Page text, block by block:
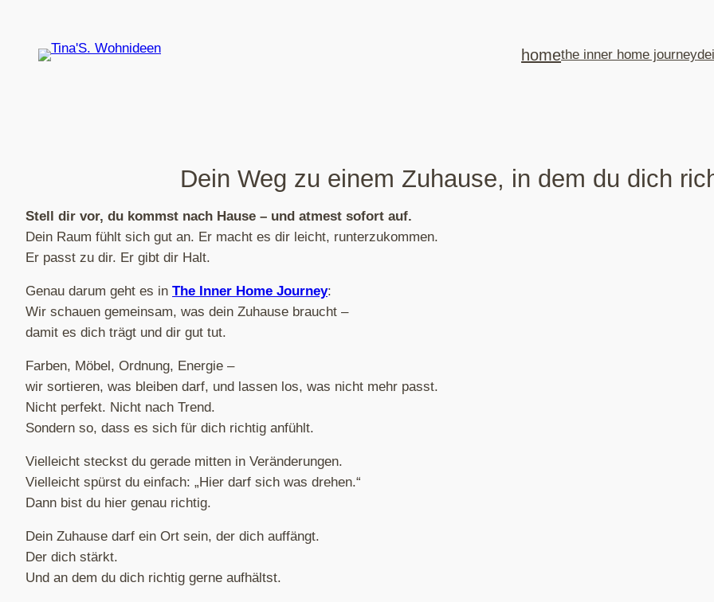
springen
homethe inner home journey
Dein Weg zu einem Zuhause, in dem du dich
Stell dir vor, du kommst nach Hause – und atmest sofort auf.
Dein Raum fühlt sich gut an. Er macht es dir leicht, runterzukommen.
Er passt zu dir. Er gibt dir Halt.
Genau darum geht es in The Inner Home Journey:
Wir schauen gemeinsam, was dein Zuhause braucht –
damit es dich trägt und dir gut tut.
Farben, Möbel, Ordnung, Energie –
wir sortieren, was bleiben darf, und lassen los, was nicht mehr passt.
Nicht perfekt. Nicht nach Trend.
Sondern so, dass es sich für dich richtig anfühlt.
Vielleicht steckst du gerade mitten in Veränderungen.
Vielleicht spürst du einfach: „Hier darf sich was drehen.“
Dann bist du hier genau richtig.
Dein Zuhause darf ein Ort sein, der dich auffängt.
Der dich stärkt.
Und an dem du dich richtig gerne aufhältst.